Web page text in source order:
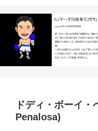
ドディ・ボーイ
Penalosa)